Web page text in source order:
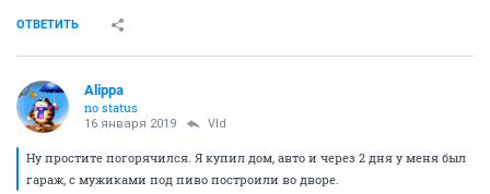
ОТВЕТИТЬ
Alippa
no status
16 января 2019 Vld
Ну простите погорячился. Я купил дом, авто и через 2 дня у меня был
гараж, с мужиками под пиво построили во дворе.